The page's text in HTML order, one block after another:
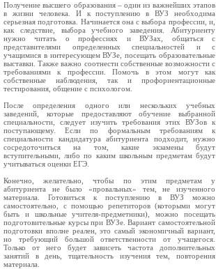
Получение высшего образования – один из важнейших этапов
в жизни человека. И к поступлению в ВУЗ необходима
серьезная подготовка. Начинается она с выбора профессии, и,
как следствие, выбора учебного заведения. Абитуриенту
нужно читать о профессиях и ВУЗах, общаться с
представителями определенных специальностей и с
учащимися в интересующем ВУЗе, посещать образовательные
выставки. Также важно соотнести собственные возможности с
требованиями к профессии. Помочь в этом могут как
собственные наблюдения, так и профориентационные
тестирования, общение с психологом.
После определения одного или нескольких учебных
заведений, которые предоставляют обучение выбранной
специальности, следует изучить требования этих ВУЗов к
поступающему. Если по формальным требованиям к
специальности кандидатура абитуриента подходит, нужно
сосредоточиться на том, какие экзамены будут
вступительными, либо по каким школьным предметам будут
учитываться оценки ЕГЭ.
Конечно, желательно, чтобы по этим предметам у
абитуриента не было «провальных» тем, не изученного
материала. Готовиться к поступлению в ВУЗ можно
самостоятельно, с помощью репетиторов (которыми могут
быть и школьные учителя-предметники), можно посещать
подготовительные курсы при ВУЗе. Вариант самостоятельной
подготовки вполне реален, это самый экономичный вариант,
но требующий большой ответственности от учащегося.
Только от него будет зависеть частота дополнительных
занятий в день, тщательность изучения тем, повторения
материала.